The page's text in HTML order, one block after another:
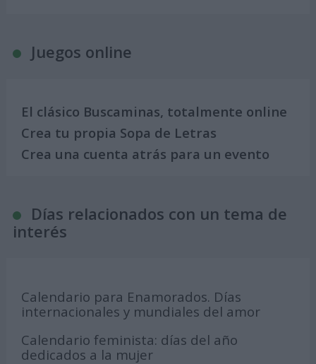
Juegos online
El clásico Buscaminas, totalmente online
Crea tu propia Sopa de Letras
Crea una cuenta atrás para un evento
Días relacionados con un tema de
interés
Calendario para Enamorados. Días
internacionales y mundiales del amor
Calendario feminista: días del año
dedicados a la mujer